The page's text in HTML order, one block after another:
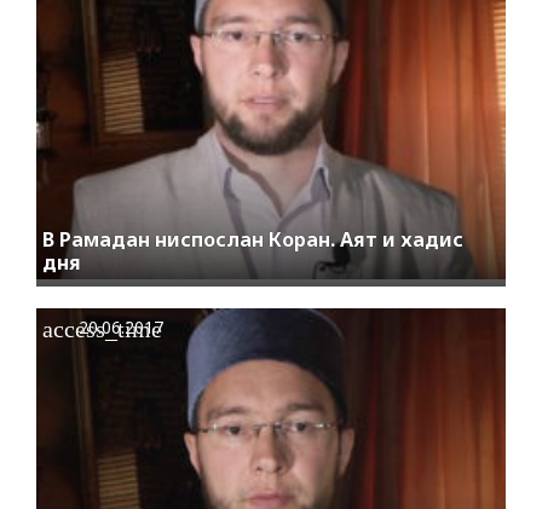
В Рамадан ниспослан Коран. Аят и хадис
дня
access_time
20.06.2017